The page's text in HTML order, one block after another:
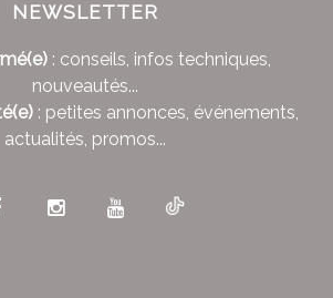
NEWSLETTER
: conseils, infos techniques,
nouveautés...
: petites annonces, événements,
actualités, promos...